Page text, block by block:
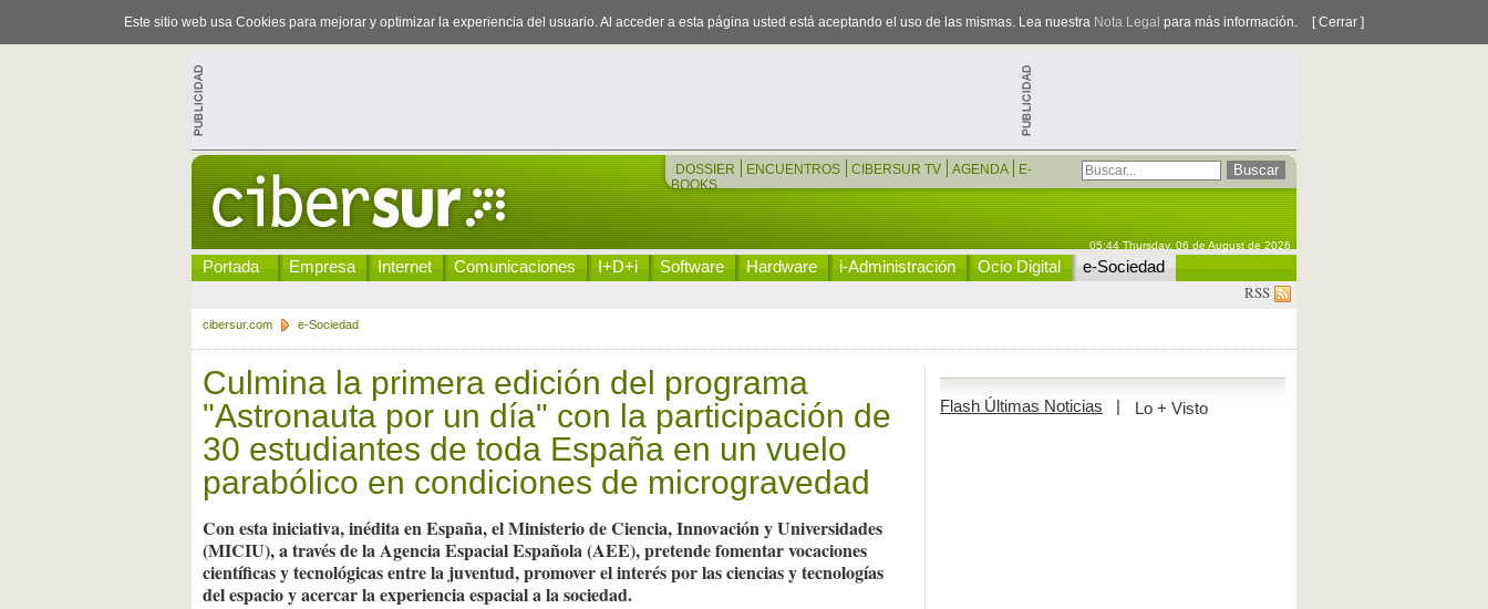
Este sitio web usa Cookies para mejorar y optimizar la experiencia del usuario. Al acceder a esta página usted está aceptando el uso de las mismas. Lea nuestra Nota Legal para más información. [ Cerrar ]
DOSSIER ENCUENTROS CIBERSUR TV AGENDA
E-
BOOKS
05:44 Thursday, 06 de August de 2026
Portada Empresa Internet Comunicaciones I+D+i Software Hardware i-Administración Ocio Digital e-Sociedad
RSS
cibersur.com e-Sociedad
Culmina la primera edición del programa
"Astronauta por un día" con la participación de
30 estudiantes de toda España en un vuelo
parabólico en condiciones de microgravedad
Con esta iniciativa, inédita en España, el Ministerio de Ciencia, Innovación y Universidades
(MICIU), a través de la Agencia Espacial Española (AEE), pretende fomentar vocaciones
científicas y tecnológicas entre la juventud, promover el interés por las ciencias y tecnologías
del espacio y acercar la experiencia espacial a la sociedad.
Flash Últimas Noticias | Lo + Visto